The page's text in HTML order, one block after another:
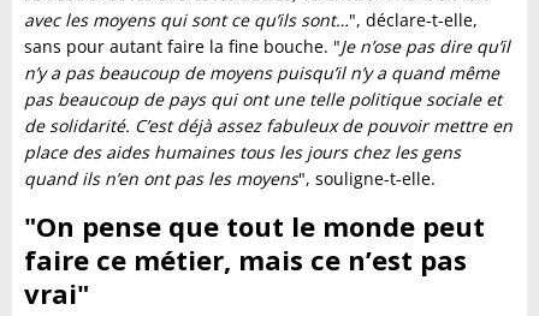
avec les moyens qui sont ce qu’ils sont…", déclare-t-elle,
sans pour autant faire la fine bouche. "Je n’ose pas dire qu’il
n’y a pas beaucoup de moyens puisqu’il n’y a quand même
pas beaucoup de pays qui ont une telle politique sociale et
de solidarité. C’est déjà assez fabuleux de pouvoir mettre en
place des aides humaines tous les jours chez les gens
quand ils n’en ont pas les moyens", souligne-t-elle.
"On pense que tout le monde peut
faire ce métier, mais ce n’est pas
vrai"